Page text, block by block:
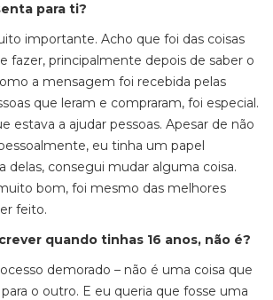
para ti?
importante. Acho que foi das coisas
fazer, principalmente depois de saber o
a mensagem foi recebida pelas
que leram e compraram, foi especial.
estava a ajudar pessoas. Apesar de não
eu tinha um papel
delas, consegui mudar alguma coisa.
bom, foi mesmo das melhores
feito.
quando tinhas 16 anos, não é?
demorado – não é uma coisa que
o outro. E eu queria que fosse uma